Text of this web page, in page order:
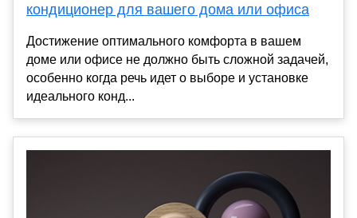
кондиционер для вашего дома или офиса
Достижение оптимального комфорта в вашем
доме или офисе не должно быть сложной задачей,
особенно когда речь идет о выборе и установке
идеального конд...